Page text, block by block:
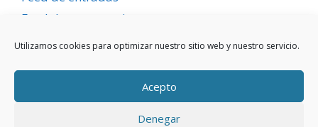
Utilizamos cookies para optimizar nuestro sitio web y nuestro servicio.
Acepto
Denegar
Feed de comentarios
WordPress.org